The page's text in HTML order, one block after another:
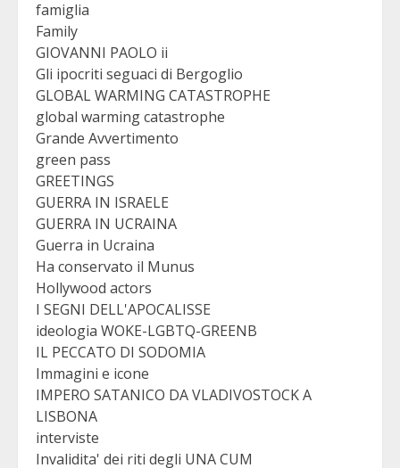
famiglia
Family
GIOVANNI PAOLO ii
Gli ipocriti seguaci di Bergoglio
GLOBAL WARMING CATASTROPHE
global warming catastrophe
Grande Avvertimento
green pass
GREETINGS
GUERRA IN ISRAELE
GUERRA IN UCRAINA
Guerra in Ucraina
Ha conservato il Munus
Hollywood actors
I SEGNI DELL'APOCALISSE
ideologia WOKE-LGBTQ-GREENB
IL PECCATO DI SODOMIA
Immagini e icone
IMPERO SATANICO DA VLADIVOSTOCK A
LISBONA
interviste
Invalidita' dei riti degli UNA CUM